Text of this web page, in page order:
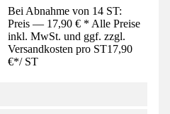
Bei Abnahme von 14 ST:
Preis — 17,90 € * Alle Preise
inkl. MwSt. und ggf. zzgl.
Versandkosten pro ST17,90
€*/ ST